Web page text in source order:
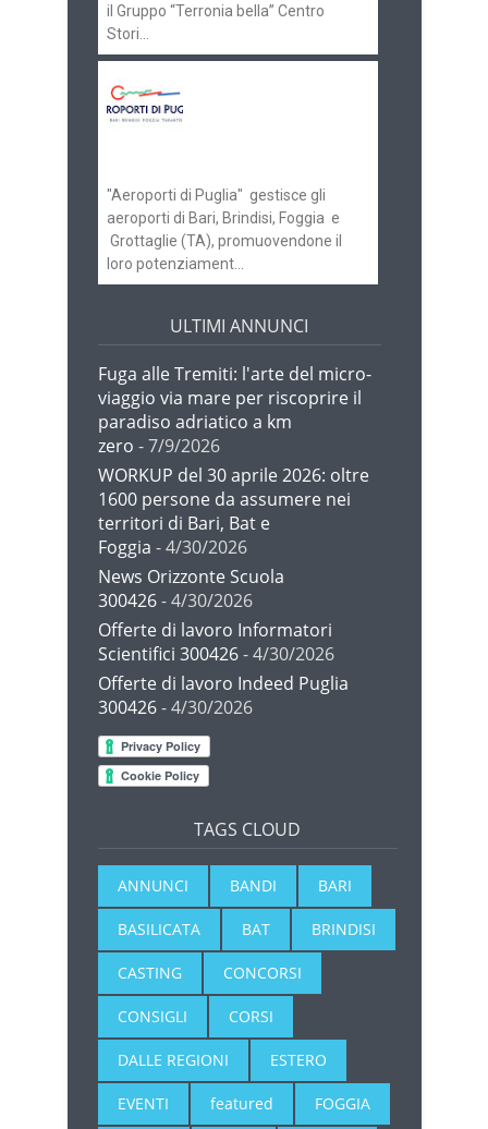
il Gruppo “Terronia bella” Centro
Stori...
"Aeroporti di Puglia" gestisce gli
aeroporti di Bari, Brindisi, Foggia e
Grottaglie (TA), promuovendone il
loro potenziament...
ULTIMI ANNUNCI
Fuga alle Tremiti: l'arte del micro-
viaggio via mare per riscoprire il
paradiso adriatico a km
zero - 7/9/2026
WORKUP del 30 aprile 2026: oltre
1600 persone da assumere nei
territori di Bari, Bat e
Foggia - 4/30/2026
News Orizzonte Scuola
300426- 4/30/2026
Offerte di lavoro Informatori
Scientifici 300426- 4/30/2026
Offerte di lavoro Indeed Puglia
300426- 4/30/2026
TAGS CLOUD
ANNUNCI BANDI BARI
BASILICATA BAT BRINDISI
CASTING CONCORSI
CONSIGLI CORSI
DALLE REGIONI ESTERO
EVENTI featured FOGGIA